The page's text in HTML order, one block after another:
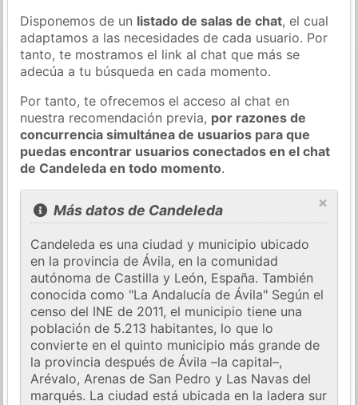
Disponemos de un listado de salas de chat, el cual
adaptamos a las necesidades de cada usuario. Por
tanto, te mostramos el link al chat que más se
adecúa a tu búsqueda en cada momento.
Por tanto, te ofrecemos el acceso al chat en
nuestra recomendación previa, por razones de
concurrencia simultánea de usuarios para que
puedas encontrar usuarios conectados en el chat
de Candeleda en todo momento.
×
Más datos de Candeleda
Candeleda es una ciudad y municipio ubicado
en la provincia de Ávila, en la comunidad
autónoma de Castilla y León, España. También
conocida como "La Andalucía de Ávila" Según el
censo del INE de 2011, el municipio tiene una
población de 5.213 habitantes, lo que lo
convierte en el quinto municipio más grande de
la provincia después de Ávila –la capital–,
Arévalo, Arenas de San Pedro y Las Navas del
marqués. La ciudad está ubicada en la ladera sur